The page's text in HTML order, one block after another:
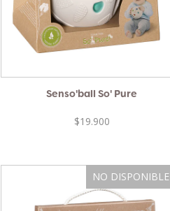
Senso'ball So' Pure
$19.900
NO DISPONIBLE